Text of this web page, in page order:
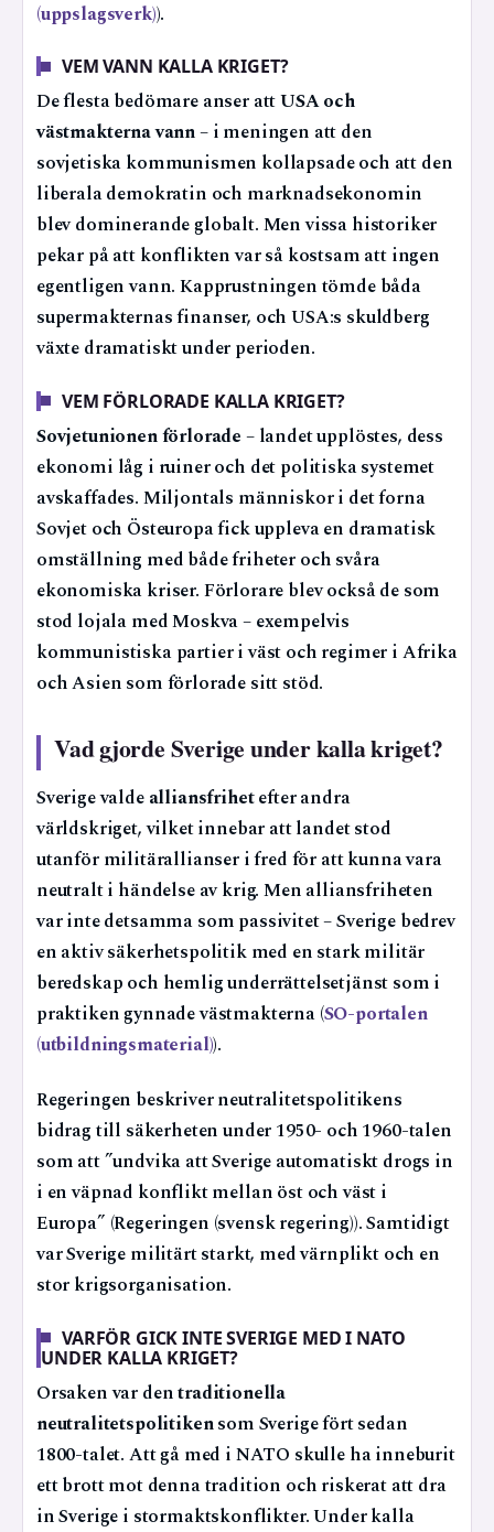
(uppslagsverk)).
VEM VANN KALLA KRIGET?
De flesta bedömare anser attUSA och
västmakterna vann– i meningen att den
sovjetiska kommunismen kollapsade och att den
liberala demokratin och marknadsekonomin
blev dominerande globalt. Men vissa historiker
pekar på att konflikten var så kostsam att ingen
egentligen vann. Kapprustningen tömde båda
supermakternas finanser, och USA:s skuldberg
växte dramatiskt under perioden.
VEM FÖRLORADE KALLA KRIGET?
Sovjetunionen förlorade – landet upplöstes, dess
ekonomi låg i ruiner och det politiska systemet
avskaffades. Miljontals människor i det forna
Sovjet och Östeuropa fick uppleva en dramatisk
omställning med både friheter och svåra
ekonomiska kriser. Förlorare blev också de som
stod lojala med Moskva – exempelvis
kommunistiska partier i väst och regimer i Afrika
och Asien som förlorade sitt stöd.
Vad gjorde Sverige under kalla kriget?
Sverige valde alliansfrihetefter andra
världskriget, vilket innebar att landet stod
utanför militärallianser i fred för att kunna vara
neutralt i händelse av krig. Men alliansfriheten
var inte detsamma som passivitet – Sverige bedrev
en aktiv säkerhetspolitik med en stark militär
beredskap och hemlig underrättelsetjänst som i
praktiken gynnade västmakterna (SO-portalen
(utbildningsmaterial)).
Regeringen beskriver neutralitetspolitikens
bidrag till säkerheten under 1950- och 1960-talen
som att ”undvika att Sverige automatiskt drogs in
i en väpnad konflikt mellan öst och väst i
Europa” (Regeringen (svensk regering)). Samtidigt
var Sverige militärt starkt, med värnplikt och en
stor krigsorganisation.
VARFÖR GICK INTE SVERIGE MED I NATO
UNDER KALLA KRIGET?
Orsaken var dentraditionella
neutralitetspolitikensom Sverige fört sedan
1800-talet. Att gå med i NATO skulle ha inneburit
ett brott mot denna tradition och riskerat att dra
in Sverige i stormaktskonflikter. Under kalla